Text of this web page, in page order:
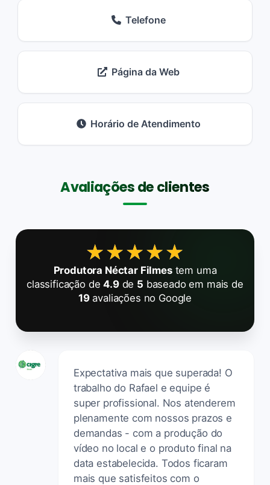
Telefone
Página da Web
Horário de Atendimento
Avaliações de clientes
★★★★★
★★★★★
Produtora Néctar Filmestem uma
classificação de4.9de 5 baseado em mais de
19avaliações no Google
Expectativa mais que superada! O
trabalho do Rafael e equipe é
super profissional. Nos atenderem
plenamente com nossos prazos e
demandas - com a produção do
vídeo no local e o produto final na
data estabelecida. Todos ficaram
mais que satisfeitos com o